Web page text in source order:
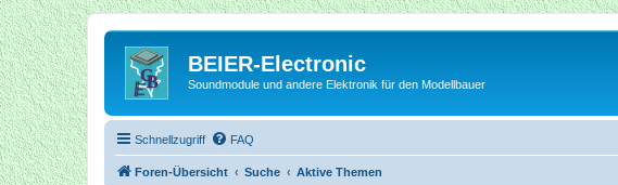
BEIER-Electronic
Soundmodule und andere Elektronik für den Modellbauer
Schnellzugriff FAQ
Foren-Übersicht Suche Aktive Themen